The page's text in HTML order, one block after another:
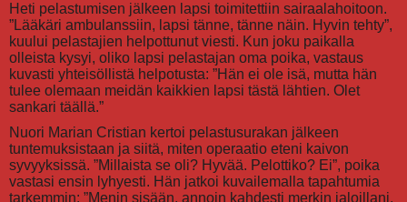
Heti pelastumisen jälkeen lapsi toimitettiin sairaalahoitoon.
”Lääkäri ambulanssiin, lapsi tänne, tänne näin. Hyvin tehty”,
kuului pelastajien helpottunut viesti. Kun joku paikalla
olleista kysyi, oliko lapsi pelastajan oma poika, vastaus
kuvasti yhteisöllistä helpotusta: ”Hän ei ole isä, mutta hän
tulee olemaan meidän kaikkien lapsi tästä lähtien. Olet
sankari täällä.”
Nuori Marian Cristian kertoi pelastusurakan jälkeen
tuntemuksistaan ja siitä, miten operaatio eteni kaivon
syvyyksissä. ”Millaista se oli? Hyvää. Pelottiko? Ei”, poika
vastasi ensin lyhyesti. Hän jatkoi kuvailemalla tapahtumia
tarkemmin: ”Menin sisään, annoin kahdesti merkin jaloillani,